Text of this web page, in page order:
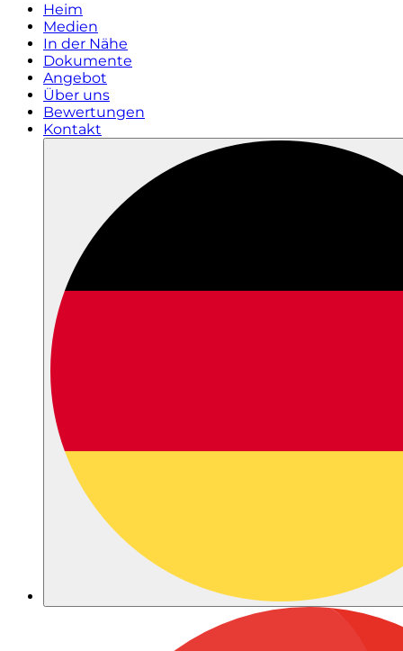
Heim
Medien
In der Nähe
Dokumente
Angebot
Über uns
Bewertungen
Kontakt